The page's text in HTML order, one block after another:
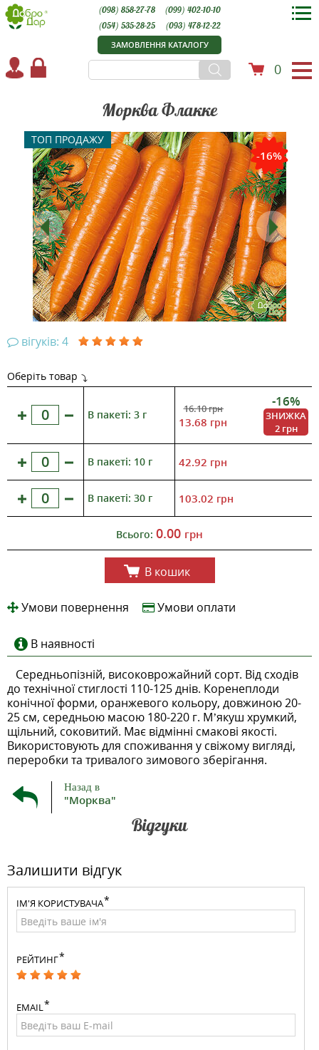
ЗАМОВЛЕННЯ КАТАЛОГУ
0
(098) 858-27-78
(099) 402-10-10
(054) 535-28-25
(093) 478-12-22
Морква Флакке
ТОП ПРОДАЖУ
-16%
вігуків: 4
Оберіть товар
В пакеті: 3 г 16.10грн
13.68 грн
-16%
ЗНИЖКА
2 грн
В пакеті: 10 г 42.92 грн
В пакеті: 30 г 103.02 грн
Всього: 0.00 грн
В кошик
Умови повернення Умови оплати
В наявності
Середньопізній, високоврожайний сорт. Від сходів
до технічної стиглості 110-125 днів. Коренеплоди
конічної форми, оранжевого кольору, довжиною 20-
25 см, середньою масою 180-220 г. М’якуш хрумкий,
щільний, соковитий. Має відмінні смакові якості.
Використовують для споживання у свіжому вигляді,
переробки та тривалого зимового зберігання.
Назад в
"Морква"
Відгуки
Залишити відгук
ІМ'Я КОРИСТУВАЧА
РЕЙТИНГ
EMAIL